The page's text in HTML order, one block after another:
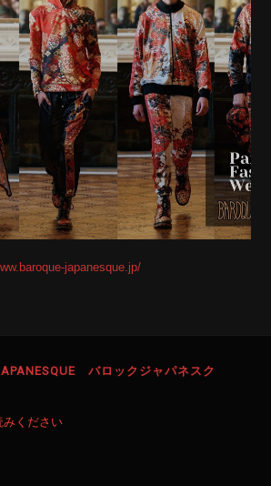
japanesque.jp/
バロックジャパネスク
みください